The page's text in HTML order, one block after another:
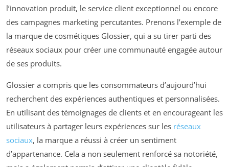
l’innovation produit, le service client exceptionnel ou encore
des campagnes marketing percutantes. Prenons l’exemple de
la marque de cosmétiques Glossier, qui a su tirer parti des
réseaux sociaux pour créer une communauté engagée autour
de ses produits.
Glossier a compris que les consommateurs d’aujourd’hui
recherchent des expériences authentiques et personnalisées.
En utilisant des témoignages de clients et en encourageant les
utilisateurs à partager leurs expériences sur les réseaux
sociaux, la marque a réussi à créer un sentiment
d’appartenance. Cela a non seulement renforcé sa notoriété,